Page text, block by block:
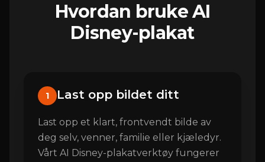
Hvordan bruke AI
Disney-plakat
1 Last opp bildet ditt
Last opp et klart, frontvendt bilde av
deg selv, venner, familie eller kjæledyr.
Vårt AI Disney-plakatverktøy fungerer